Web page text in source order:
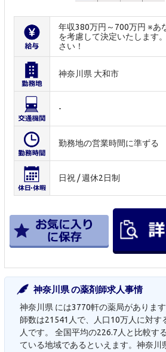
年収380万円～700万円 ※あ
を考慮して決定いたします
さい！
神奈川県 大和市
-
勤務地の営業時間に準ずる
日祝 / 週休2日制
神奈川県 の薬剤師求人事情
神奈川県 には3770軒の薬局がありま
師数は21541人で、人口10万人に対す
人です。 全国平均の226.7人と比較す
ている地域であるといえます。神奈川